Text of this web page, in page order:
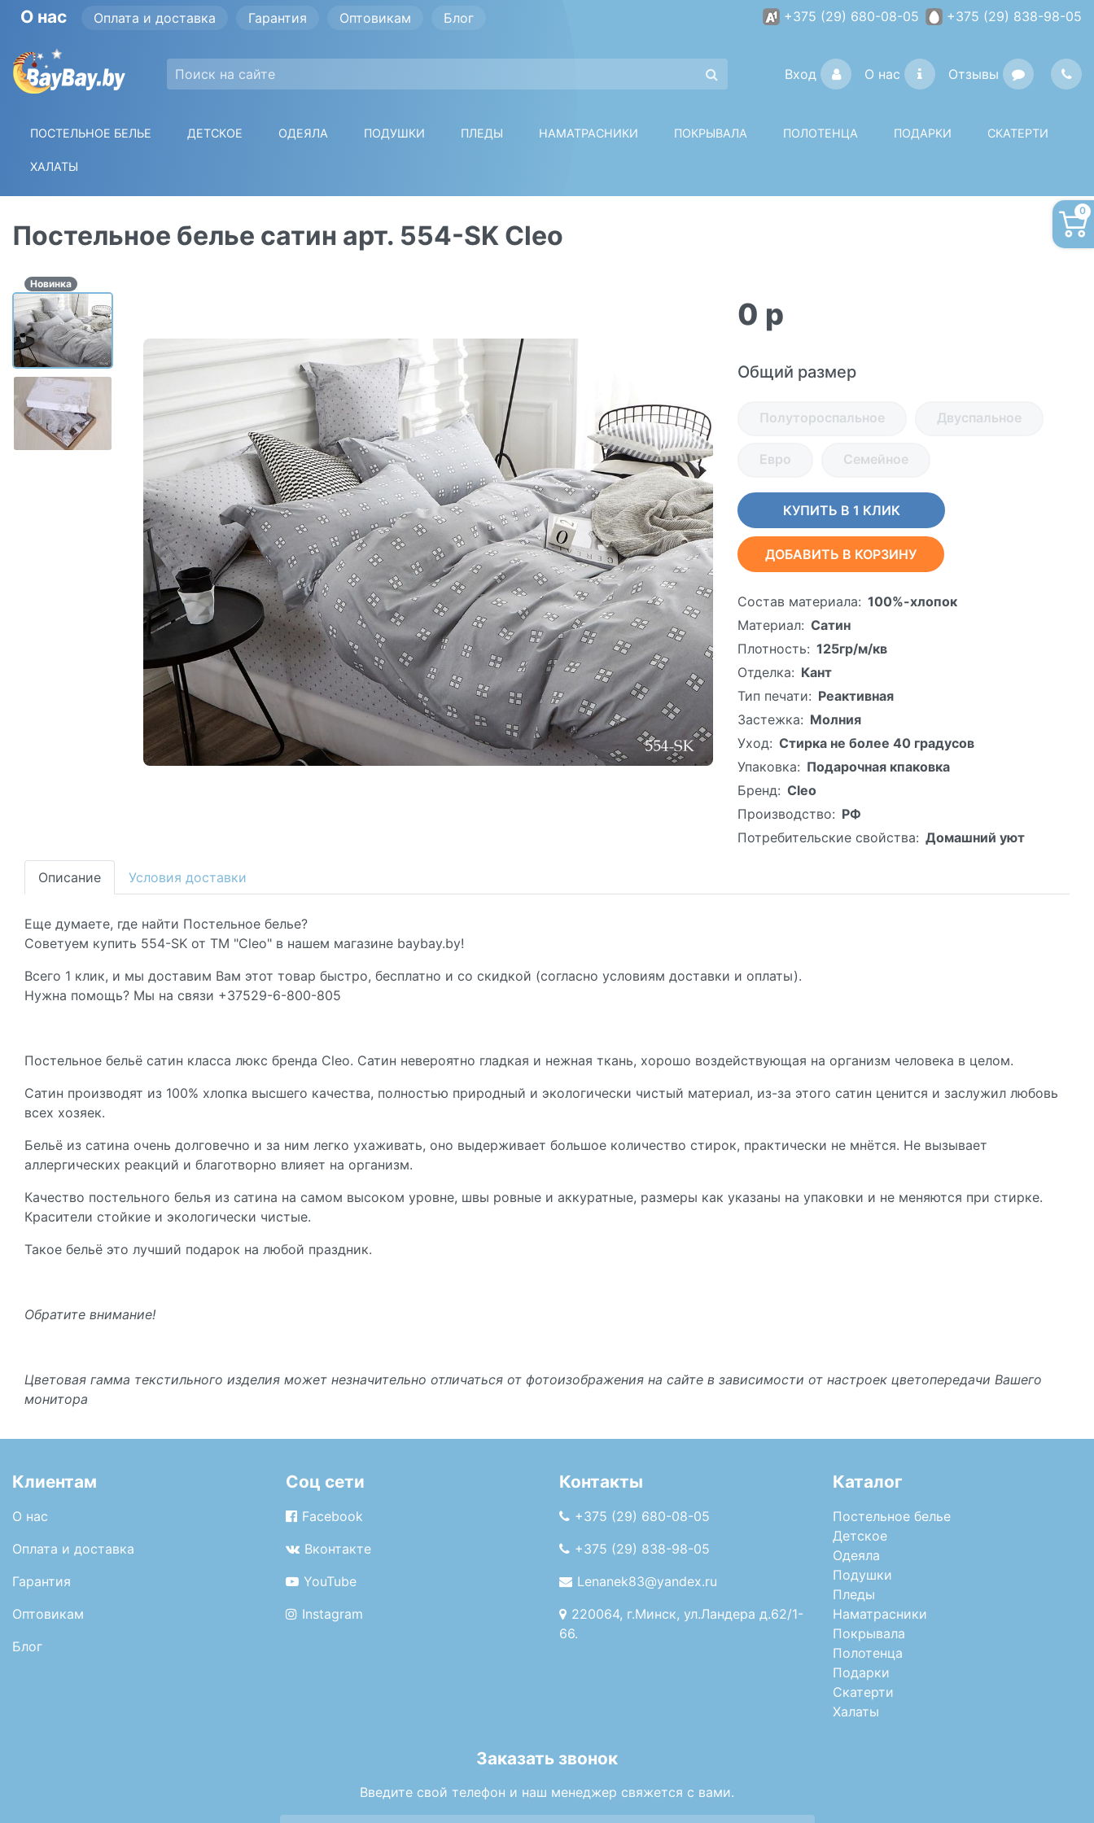
О нас Оплата и доставка Гарантия Оптовикам Блог +375 (29) 680-08-05 +375 (29) 838-98-05
Вход О нас Отзывы
0
ПОСТЕЛЬНОЕ БЕЛЬЕ ДЕТСКОЕ ОДЕЯЛА ПОДУШКИ ПЛЕДЫ НАМАТРАСНИКИ ПОКРЫВАЛА ПОЛОТЕНЦА ПОДАРКИ СКАТЕРТИ
ХАЛАТЫ
Постельное белье сатин арт. 554-SK Cleo
Новинка
0 p
Общий размер
Полутороспальное Двуспальное
Евро Семейное
КУПИТЬ В 1 КЛИК
ДОБАВИТЬ В КОРЗИНУ
Состав материала: 100%-хлопок
Материал: Сатин
Плотность: 125гр/м/кв
Отделка: Кант
Тип печати: Реактивная
Застежка: Молния
Уход: Стирка не более 40 градусов
Упаковка: Подарочная кпаковка
Бренд: Cleo
Производство: РФ
Потребительские свойства: Домашний уют
Описание Условия доставки
Еще думаете, где найти Постельное белье?
Советуем купить 554-SK от ТМ "Cleo" в нашем магазине baybay.by!
Всего 1 клик, и мы доставим Вам этот товар быстро, бесплатно и со скидкой (согласно условиям доставки и оплаты).
Нужна помощь? Мы на связи +37529-6-800-805
Постельное бельё сатин класса люкс бренда Cleo. Сатин невероятно гладкая и нежная ткань, хорошо воздействующая на организм человека в целом.
Сатин производят из 100% хлопка высшего качества, полностью природный и экологически чистый материал, из-за этого сатин ценится и заслужил любовь
всех хозяек.
Бельё из сатина очень долговечно и за ним легко ухаживать, оно выдерживает большое количество стирок, практически не мнётся. Не вызывает
аллергических реакций и благотворно влияет на организм.
Качество постельного белья из сатина на самом высоком уровне, швы ровные и аккуратные, размеры как указаны на упаковки и не меняются при стирке.
Красители стойкие и экологически чистые.
Такое бельё это лучший подарок на любой праздник.
Обратите внимание!
Цветовая гамма текстильного изделия может незначительно отличаться от фотоизображения на сайте в зависимости от настроек цветопередачи Вашего
монитора
Клиентам
О нас
Оплата и доставка
Гарантия
Оптовикам
Блог
Соц сети
Facebook
Вконтакте
YouTube
Instagram
Контакты
+375 (29) 680-08-05
+375 (29) 838-98-05
Lenanek83@yandex.ru
220064, г.Минск, ул.Ландера д.62/1-
66.
Каталог
Постельное белье
Детское
Одеяла
Подушки
Пледы
Наматрасники
Покрывала
Полотенца
Подарки
Скатерти
Халаты
Заказать звонок
Введите свой телефон и наш менеджер свяжется с вами.